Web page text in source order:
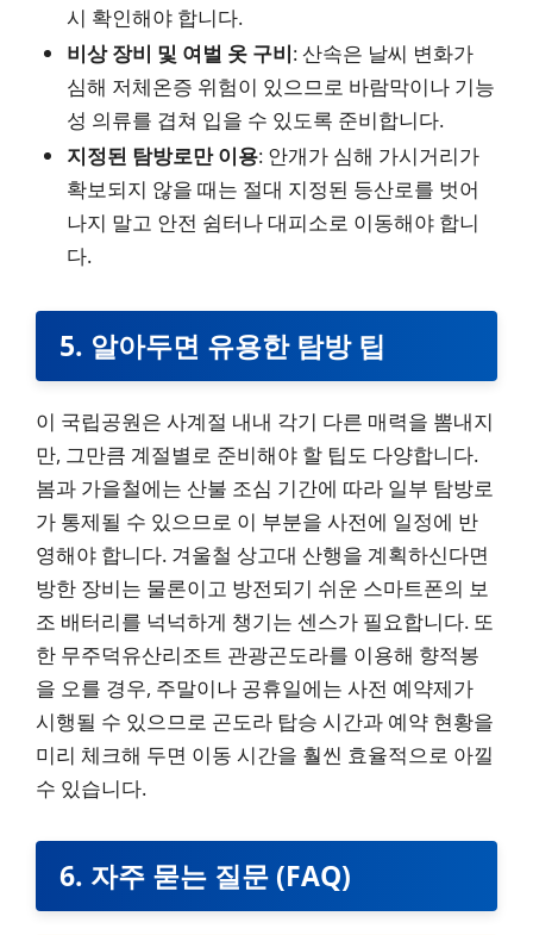
시 확인해야 합니다.
비상 장비 및 여벌 옷 구비: 산속은 날씨 변화가
심해 저체온증 위험이 있으므로 바람막이나 기능
성 의류를 겹쳐 입을 수 있도록 준비합니다.
지정된 탐방로만 이용: 안개가 심해 가시거리가
확보되지 않을 때는 절대 지정된 등산로를 벗어
나지 말고 안전 쉼터나 대피소로 이동해야 합니
다.
5. 알아두면 유용한 탐방 팁
이 국립공원은 사계절 내내 각기 다른 매력을 뽐내지
만, 그만큼 계절별로 준비해야 할 팁도 다양합니다.
봄과 가을철에는 산불 조심 기간에 따라 일부 탐방로
가 통제될 수 있으므로 이 부분을 사전에 일정에 반
영해야 합니다. 겨울철 상고대 산행을 계획하신다면
방한 장비는 물론이고 방전되기 쉬운 스마트폰의 보
조 배터리를 넉넉하게 챙기는 센스가 필요합니다. 또
한 무주덕유산리조트 관광곤도라를 이용해 향적봉
을 오를 경우, 주말이나 공휴일에는 사전 예약제가
시행될 수 있으므로 곤도라 탑승 시간과 예약 현황을
미리 체크해 두면 이동 시간을 훨씬 효율적으로 아낄
수 있습니다.
6. 자주 묻는 질문 (FAQ)